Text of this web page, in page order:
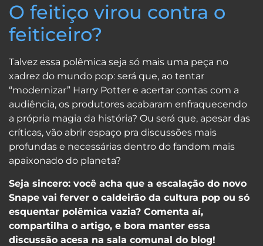
O feitiço virou contra o
feiticeiro?
Talvez essa polêmica seja só mais uma peça no
xadrez do mundo pop: será que, ao tentar
“modernizar” Harry Potter e acertar contas com a
audiência, os produtores acabaram enfraquecendo
a própria magia da história? Ou será que, apesar das
críticas, vão abrir espaço pra discussões mais
profundas e necessárias dentro do fandom mais
apaixonado do planeta?
Seja sincero: você acha que a escalação do novo
Snape vai ferver o caldeirão da cultura pop ou só
esquentar polêmica vazia? Comenta aí,
compartilha o artigo, e bora manter essa
discussão acesa na sala comunal do blog!